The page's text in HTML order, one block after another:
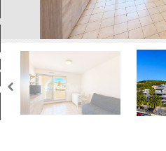
Mon compte
sélection